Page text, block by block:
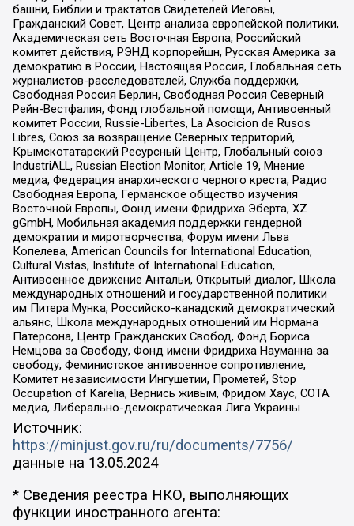
башни, Библии и трактатов Свидетелей Иеговы,
Гражданский Совет, Центр анализа европейской политики,
Академическая сеть Восточная Европа, Российский
комитет действия, РЭНД корпорейшн, Русская Америка за
демократию в России, Настоящая Россия, Глобальная сеть
журналистов-расследователей, Служба поддержки,
Свободная Россия Берлин, Свободная Россия Северный
Рейн-Вестфалия, Фонд глобальной помощи, Антивоенный
комитет России, Russie-Libertes, La Asocicion de Rusos
Libres, Союз за возвращение Северных территорий,
Крымскотатарский Ресурсный Центр, Глобальный союз
IndustriALL, Russian Election Monitor, Article 19, Мнение
медиа, Федерация анархического черного креста, Радио
Свободная Европа, Германское общество изучения
Восточной Европы, Фонд имени Фридриха Эберта, XZ
gGmbH, Мобильная академия поддержки гендерной
демократии и миротворчества, Форум имени Льва
Копелева, American Councils for International Education,
Cultural Vistas, Institute of International Education,
Антивоенное движение Антальи, Открытый диалог, Школа
международных отношений и государственной политики
им Питера Мунка, Российско-канадский демократический
альянс, Школа международных отношений им Нормана
Патерсона, Центр Гражданских Свобод, Фонд Бориса
Немцова за Свободу, Фонд имени Фридриха Науманна за
свободу, Феминистское антивоенное сопротивление,
Комитет независимости Ингушетии, Прометей, Stop
Occupation of Karelia, Вернись живым, Фридом Хаус, СОТА
медиа, Либерально-демократическая Лига Украины
Источник:
https://minjust.gov.ru/ru/documents/7756/
данные на 13.05.2024
* Сведения реестра НКО, выполняющих
функции иностранного агента: